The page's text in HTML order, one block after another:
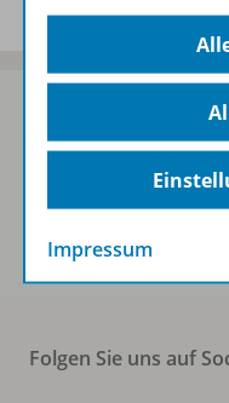
Sofort profitieren
Zum
Folgen Sie uns auf
Impressum